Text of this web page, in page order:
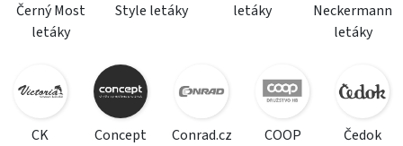
Černý Most
letáky
Style letáky
letáky
Neckermann
letáky
CK
Concept
Conrad.cz
COOP
Čedok